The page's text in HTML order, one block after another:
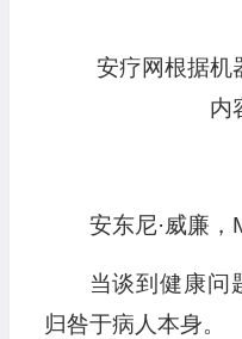
安疗网根据机
内
安东尼·威廉，
当谈到健康问
归咎于病人本身。